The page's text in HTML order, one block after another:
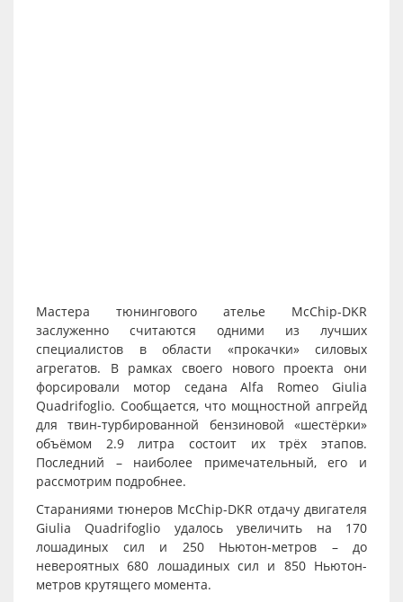
Мастера тюнингового ателье McChip-DKR
заслуженно считаются одними из лучших
специалистов в области «прокачки» силовых
агрегатов. В рамках своего нового проекта они
форсировали мотор седана Alfa Romeo Giulia
Quadrifoglio. Сообщается, что мощностной апгрейд
для твин-турбированной бензиновой «шестёрки»
объёмом 2.9 литра состоит их трёх этапов.
Последний – наиболее примечательный, его и
рассмотрим подробнее.
Стараниями тюнеров McChip-DKR отдачу двигателя
Giulia Quadrifoglio удалось увеличить на 170
лошадиных сил и 250 Ньютон-метров – до
невероятных 680 лошадиных сил и 850 Ньютон-
метров крутящего момента.